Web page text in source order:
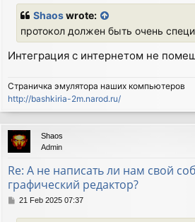
Shaoswrote:
протокол должен быть очень
Интеграция с интернетом не
Страничка эмулятора наших компьютеров
http://bashkiria-2m.narod.ru/
Shaos
Admin
Re: А не написать ли нам свой
графический редактор?
P21 Feb 2025 07:37